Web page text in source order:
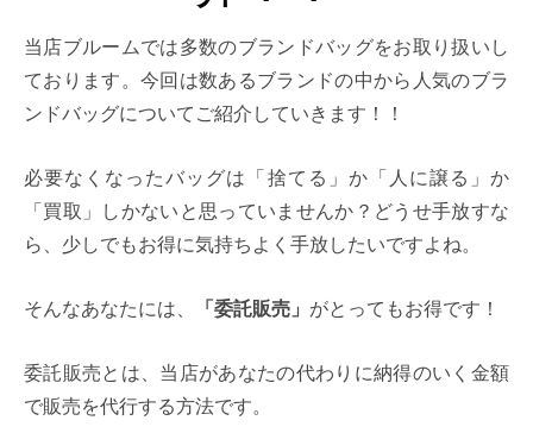
当店ブルームでは多数のブランドバッグをお取り扱いし
ております。今回は数あるブランドの中から人気のブラ
ンドバッグについてご紹介していきます！！
必要なくなったバッグは「捨てる」か「人に譲る」か
「買取」しかないと思っていませんか？どうせ手放すな
ら、少しでもお得に気持ちよく手放したいですよね。
そんなあなたには、 「委託販売」 がとってもお得です！
委託販売とは、当店があなたの代わりに納得のいく金額
で販売を代行する方法です。